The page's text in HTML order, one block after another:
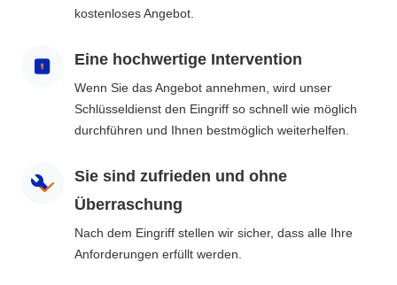
kostenloses Angebot.
Eine hochwertige Intervention
Wenn Sie das Angebot annehmen, wird unser
Schlüsseldienst den Eingriff so schnell wie möglich
durchführen und Ihnen bestmöglich weiterhelfen.
Sie sind zufrieden und ohne
Überraschung
Nach dem Eingriff stellen wir sicher, dass alle Ihre
Anforderungen erfüllt werden.